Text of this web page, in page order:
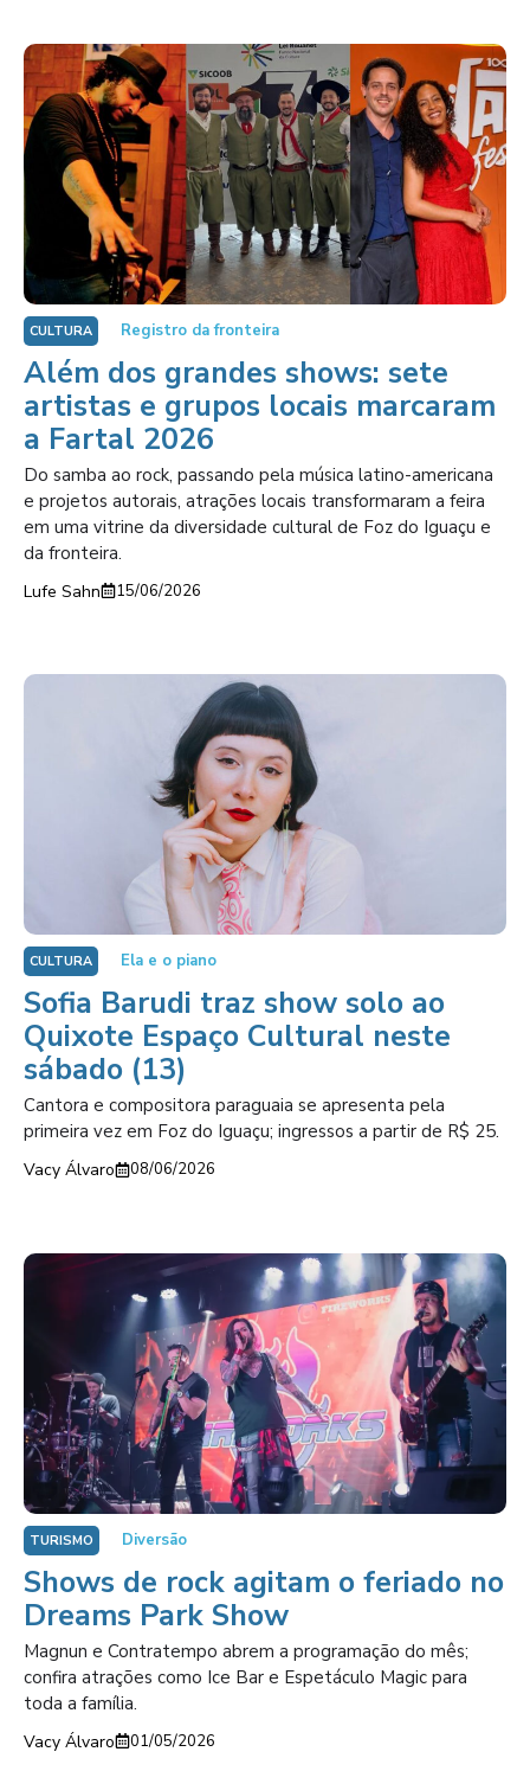
CULTURA Registro da fronteira
Além dos grandes shows: sete
artistas e grupos locais marcaram
a Fartal 2026
Do samba ao rock, passando pela música latino-americana
e projetos autorais, atrações locais transformaram a feira
em uma vitrine da diversidade cultural de Foz do Iguaçu e
da fronteira.
Lufe Sahn 15/06/2026
CULTURA Ela e o piano
Sofia Barudi traz show solo ao
Quixote Espaço Cultural neste
sábado (13)
Cantora e compositora paraguaia se apresenta pela
primeira vez em Foz do Iguaçu; ingressos a partir de R$ 25.
Vacy Álvaro 08/06/2026
TURISMO Diversão
Shows de rock agitam o feriado no
Dreams Park Show
Magnun e Contratempo abrem a programação do mês;
confira atrações como Ice Bar e Espetáculo Magic para
toda a família.
Vacy Álvaro 01/05/2026